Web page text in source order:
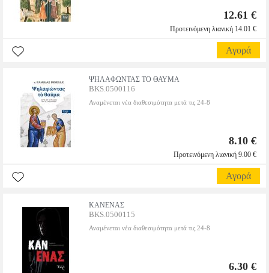
12.61 €
Προτεινόμενη λιανική 14.01 €
Αγορά
ΨΗΛΑΦΩΝΤΑΣ ΤΟ ΘΑΥΜΑ
BKS.0500116
Αναμένεται νέα διαθεσιμότητα μετά τις 24-8
8.10 €
Προτεινόμενη λιανική 9.00 €
Αγορά
ΚΑΝΕΝΑΣ
BKS.0500115
Αναμένεται νέα διαθεσιμότητα μετά τις 24-8
6.30 €